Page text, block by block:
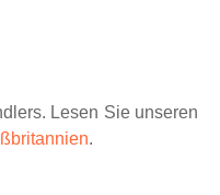
Lesen Sie unseren
.